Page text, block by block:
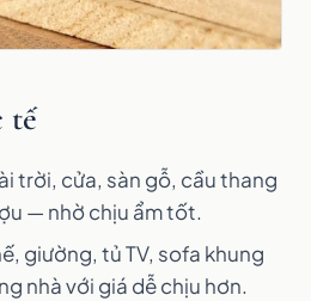
tế
trời, cửa, sàn gỗ, cầu thang
— nhờ chịu ẩm tốt.
giường, tủ TV, sofa khung
nhà với giá dễ chịu hơn.